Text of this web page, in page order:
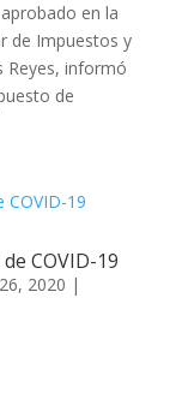
en la
de Impuestos y
Reyes, informó
de
COVID-19
2020 |